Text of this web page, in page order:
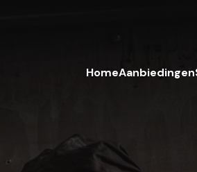
HomeAanbiedingen